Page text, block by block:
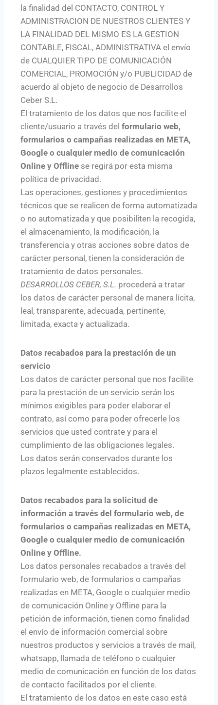
la finalidad del CONTACTO, CONTROL Y
ADMINISTRACION DE NUESTROS CLIENTES Y
LA FINALIDAD DEL MISMO ES LA GESTION
CONTABLE, FISCAL, ADMINISTRATIVA el envío
de CUALQUIER TIPO DE COMUNICACIÓN
COMERCIAL, PROMOCIÓN y/o PUBLICIDAD de
acuerdo al objeto de negocio de Desarrollos
Ceber S.L.
El tratamiento de los datos que nos facilite el
cliente/usuario a través del formulario web,
formularios o campañas realizadas en META,
Google o cualquier medio de comunicación
Online y Offline se regirá por esta misma
política de privacidad.
Las operaciones, gestiones y procedimientos
técnicos que se realicen de forma automatizada
o no automatizada y que posibiliten la recogida,
el almacenamiento, la modificación, la
transferencia y otras acciones sobre datos de
carácter personal, tienen la consideración de
tratamiento de datos personales.
DESARROLLOS CEBER, S.L. procederá a tratar
los datos de carácter personal de manera lícita,
leal, transparente, adecuada, pertinente,
limitada, exacta y actualizada.
Datos recabados para la prestación de un
servicio
Los datos de carácter personal que nos facilite
para la prestación de un servicio serán los
mínimos exigibles para poder elaborar el
contrato, así como para poder ofrecerle los
servicios que usted contrate y para el
cumplimiento de las obligaciones legales.
Los datos serán conservados durante los
plazos legalmente establecidos.
Datos recabados para la solicitud de
información a través del formulario web, de
formularios o campañas realizadas en META,
Google o cualquier medio de comunicación
Online y Offline.
Los datos personales recabados a través del
formulario web, de formularios o campañas
realizadas en META, Google o cualquier medio
de comunicación Online y Offline para la
petición de información, tienen como finalidad
el envío de información comercial sobre
nuestros productos y servicios a través de mail,
whatsapp, llamada de teléfono o cualquier
medio de comunicación en función de los datos
de contacto facilitados por el cliente.
El tratamiento de los datos en este caso está